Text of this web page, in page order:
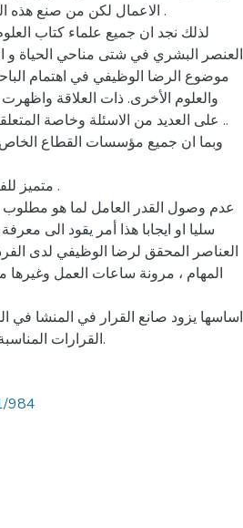
الاعمال لكن من صنع هذه
لذلك نجد ان جميع علماء كتاب
العنصر البشري في شتى مناحي الحياة و
موضوع الرضا الوظيفي في اهتمام
والعلوم الأخرى. ذات العلاقة
على العديد من الاسئلة وخاصة
وبما ان جميع مؤسسات القطاع
متميز
عدم وصول القدر العامل لما هو مطلوب
سليا او ايجابا هذا أمر يقود الى
العناصر المحقق لرضا الوظيفي لدى
المهام ، مرونة ساعات العمل
اساسها يزود صانع القرار في المنشا في
القرارات المناسبة لانها توثر على الفرد وبالتالي تؤثر على ادائه.
984